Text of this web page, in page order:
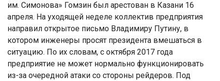
им. Симонова» Гомзин был арестован в Казани 16
апреля. На уходящей неделе коллектив предприятия
направил открытое письмо Владимиру Путину, в
котором инженеры просят президента вмешаться в
ситуацию. По их словам, с октября 2017 года
предприятие не может нормально функционировать
из-за очередной атаки со стороны рейдеров. Под